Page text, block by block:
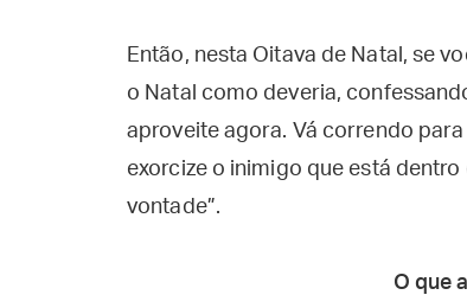
Então, nesta Oitava de Natal, se
o Natal como deveria,
aproveite agora. Vá correndo
exorcize o inimigo que está
vontade”.
O que